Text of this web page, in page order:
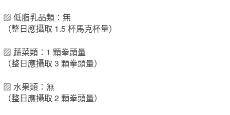
▨ 低脂乳品類：無
（整日應攝取 1.5 杯馬克杯量）
▨ 蔬菜類：1 顆拳頭量
（整日應攝取 3 顆拳頭量）
▨ 水果類：無
（整日應攝取 2 顆拳頭量）